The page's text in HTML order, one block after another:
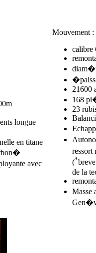
longue
en titane
avec
Mouvement :
calibre
21600
168
23
ressort
(*
de la
Masse